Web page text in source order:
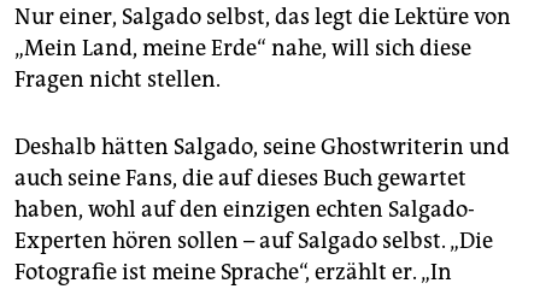
Nur einer, Salgado selbst, das legt die Lektüre von
„Mein Land, meine Erde“ nahe, will sich diese
Fragen nicht stellen.
Deshalb hätten Salgado, seine Ghostwriterin und
auch seine Fans, die auf dieses Buch gewartet
haben, wohl auf den einzigen echten Salgado-
Experten hören sollen – auf Salgado selbst. „Die
Fotografie ist meine Sprache“, erzählt er. „In